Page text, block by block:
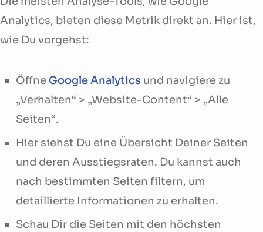
Analytics, bieten diese Metrik direkt an. Hier ist,
wie Du vorgehst:
Öffne Google Analytics und navigiere zu
„Verhalten“ > „Website-Content“ > „Alle
Seiten“.
Hier siehst Du eine Übersicht Deiner Seiten
und deren Ausstiegsraten. Du kannst auch
nach bestimmten Seiten filtern, um
detaillierte Informationen zu erhalten.
Schau Dir die Seiten mit den höchsten